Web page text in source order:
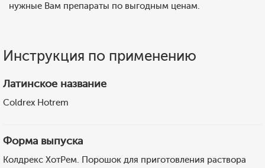
нужные Вам препараты по выгодным ценам.
Инструкция по применению
Латинское название
Coldrex Hotrem
Форма выпуска
Колдрекс ХотРем. Порошок для приготовления раствора